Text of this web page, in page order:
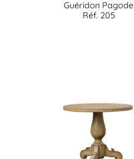
Guéridon Pagode
Réf. 205